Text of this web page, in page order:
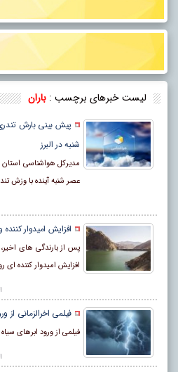
لیست خبرهای برچسب : باران
پیش بینی بارش
شنبه در البرز
مدیرکل هواشناسی استان
عصر شنبه آینده با وزش
افزایش امیدوار
پس از بارندگی های
افزایش امیدوار کننده
فیلمی اخرالزمانی از
فیلمی از ورود ابرهای